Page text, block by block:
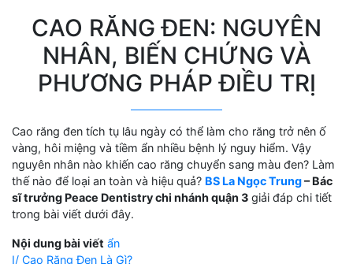
CAO RĂNG ĐEN: NGUYÊN
NHÂN, BIẾN CHỨNG VÀ
PHƯƠNG PHÁP ĐIỀU TRỊ
Cao răng đen tích tụ lâu ngày có thể làm cho răng trở nên ố
vàng, hôi miệng và tiềm ẩn nhiều bệnh lý nguy hiểm. Vậy
nguyên nhân nào khiến cao răng chuyển sang màu đen? Làm
thế nào để loại an toàn và hiệu quả? BS La Ngọc Trung– Bác
sĩ trưởng Peace Dentistry chi nhánh quận 3 giải đáp chi tiết
trong bài viết dưới đây.
Nội dung bài viết ẩn
I/ Cao Răng Đen Là Gì?